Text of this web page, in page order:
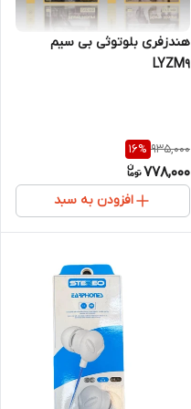
هندزفری بلوتوثی بی سیم
LYZM9
935,000
16%
778,000
افزودن به سبد